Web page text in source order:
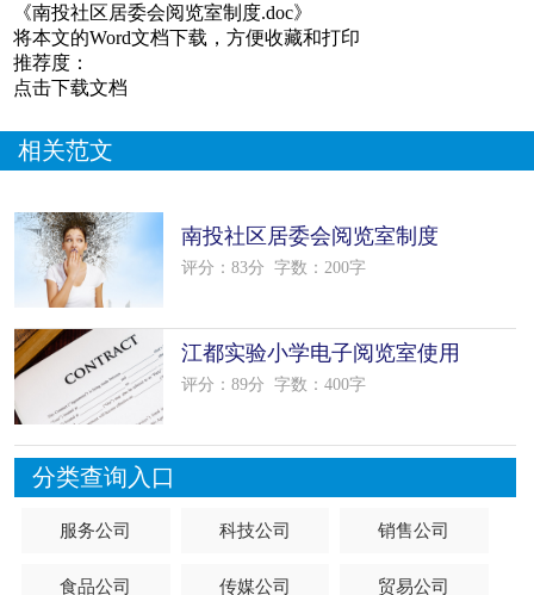
《南投社区居委会阅览室制度.doc》
将本文的Word文档下载，方便收藏和打印
推荐度：
点击下载文档
相关范文
南投社区居委会阅览室制度
评分：83分 字数：200字
江都实验小学电子阅览室使用
制度
评分：89分 字数：400字
分类查询入口
服务公司 科技公司 销售公司
食品公司 传媒公司 贸易公司